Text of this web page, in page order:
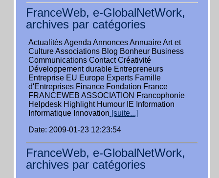
FranceWeb, e-GlobalNetWork,
archives par catégories
Actualités Agenda Annonces Annuaire Art et
Culture Associations Blog Bonheur Business
Communications Contact Créativité
Développement durable Entrepreneurs
Entreprise EU Europe Experts Famille
d'Entreprises Finance Fondation France
FRANCEWEB ASSOCIATION Francophonie
Helpdesk Highlight Humour IE Information
Informatique Innovation [suite...]
Date: 2009-01-23 12:23:54
FranceWeb, e-GlobalNetWork,
archives par catégories